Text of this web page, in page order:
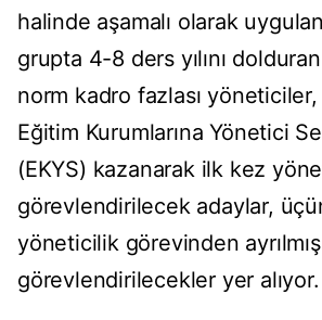
halinde aşamalı olarak
grupta 4-8 ders yılını
norm kadro fazlası
Eğitim Kurumlarına Yönetici
(EKYS) kazanarak ilk kez
görevlendirilecek adaylar,
yöneticilik görevinden
görevlendirilecekler yer alıyor.